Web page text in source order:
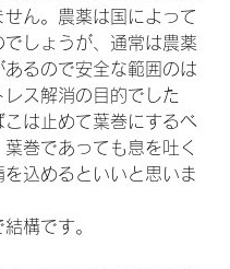
せん。農薬は国によって
でしょうが、通常は農薬
あるので安全な範囲のは
レス解消の目的でした
こは止めて葉巻にするべ
巻であっても息を吐く
を込めるといいと思いま
構です。